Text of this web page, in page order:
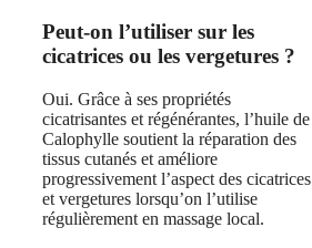
Peut‑on l’utiliser sur les
cicatrices ou les vergetures ?
Oui. Grâce à ses propriétés
cicatrisantes et régénérantes, l’huile de
Calophylle soutient la réparation des
tissus cutanés et améliore
progressivement l’aspect des cicatrices
et vergetures lorsqu’on l’utilise
régulièrement en massage local.